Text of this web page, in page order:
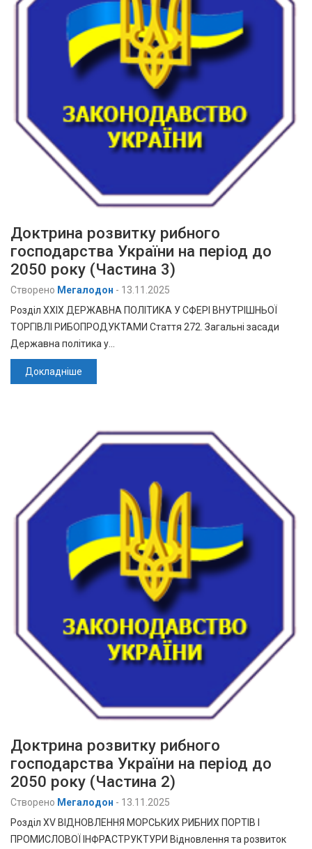
Доктрина розвитку рибного
господарства України на період до
2050 року (Частина 3)
Створено Мегалодон - 13.11.2025
Розділ XXIX ДЕРЖАВНА ПОЛІТИКА У СФЕРІ ВНУТРІШНЬОЇ
ТОРГІВЛІ РИБОПРОДУКТАМИ Стаття 272. Загальні засади
Державна політика у…
Докладніше
Доктрина розвитку рибного
господарства України на період до
2050 року (Частина 2)
Створено Мегалодон - 13.11.2025
Розділ XV ВІДНОВЛЕННЯ МОРСЬКИХ РИБНИХ ПОРТІВ І
ПРОМИСЛОВОЇ ІНФРАСТРУКТУРИ Відновлення та розвиток